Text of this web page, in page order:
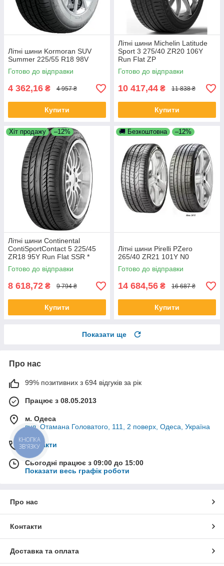
Літні шини Kormoran SUV
Summer 225/55 R18 98V
Готово до відправки
4 362,16 ₴ 4 957 ₴
Купити
Літні шини Michelin Latitude
Sport 3 275/40 ZR20 106Y
Run Flat ZP
Готово до відправки
10 417,44 ₴ 11 838 ₴
Купити
Хіт продажу –12%
Літні шини Continental
ContiSportContact 5 225/45
ZR18 95Y Run Flat SSR *
Готово до відправки
8 618,72 ₴ 9 794 ₴
Купити
🚚 Безкоштовна –12%
Літні шини Pirelli PZero
265/40 ZR21 101Y N0
Готово до відправки
14 684,56 ₴ 16 687 ₴
Купити
Показати ще
Про нас
99% позитивних з 694 відгуків за рік
Працює з 08.05.2013
м. Одеса
вул. Отамана Головатого, 111, 2 поверх, Одеса, Україна
Контакти
Сьогодні працює з 09:00 до 15:00
Показати весь графік роботи
Про нас
Контакти
Доставка та оплата
КНОПКА
ЗВ'ЯЗКУ